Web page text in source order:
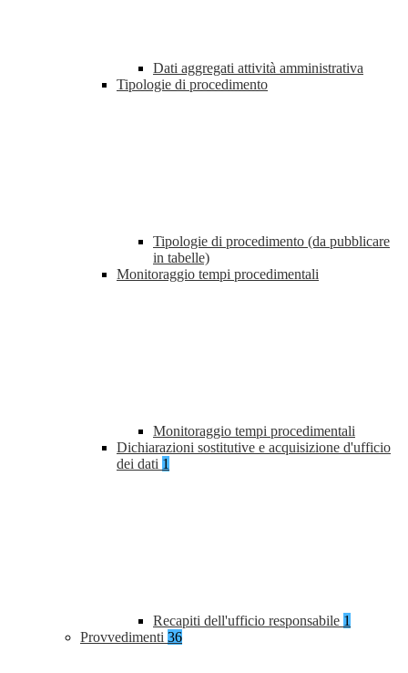
Dati aggregati attività amministrativa
Tipologie di procedimento
Tipologie di procedimento (da pubblicare
in tabelle)
Monitoraggio tempi procedimentali
Monitoraggio tempi procedimentali
Dichiarazioni sostitutive e acquisizione d'ufficio
dei dati 1
Recapiti dell'ufficio responsabile 1
Provvedimenti 36